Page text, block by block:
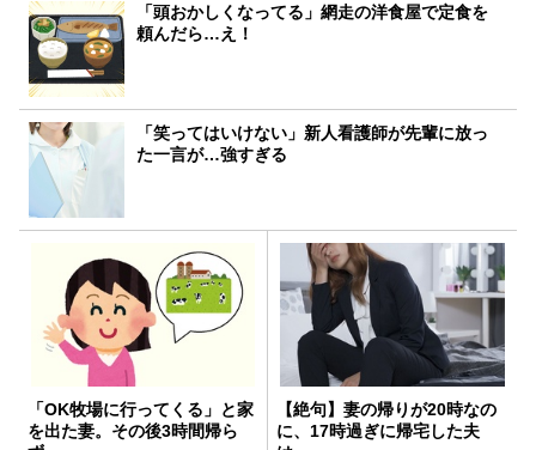
「頭おかしくなってる」網走の洋食屋で定食を
頼んだら…え！
「笑ってはいけない」新人看護師が先輩に放っ
た一言が…強すぎる
「OK牧場に行ってくる」と家
を出た妻。その後3時間帰ら
【絶句】妻の帰りが20時なの
に、17時過ぎに帰宅した夫